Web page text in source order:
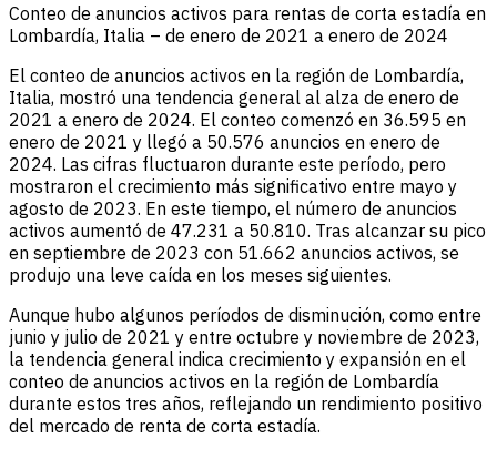
Conteo de anuncios activos para rentas de corta estadía en
Lombardía, Italia – de enero de 2021 a enero de 2024
El conteo de anuncios activos en la región de Lombardía,
Italia, mostró una tendencia general al alza de enero de
2021 a enero de 2024. El conteo comenzó en 36.595 en
enero de 2021 y llegó a 50.576 anuncios en enero de
2024. Las cifras fluctuaron durante este período, pero
mostraron el crecimiento más significativo entre mayo y
agosto de 2023. En este tiempo, el número de anuncios
activos aumentó de 47.231 a 50.810. Tras alcanzar su pico
en septiembre de 2023 con 51.662 anuncios activos, se
produjo una leve caída en los meses siguientes.
Aunque hubo algunos períodos de disminución, como entre
junio y julio de 2021 y entre octubre y noviembre de 2023,
la tendencia general indica crecimiento y expansión en el
conteo de anuncios activos en la región de Lombardía
durante estos tres años, reflejando un rendimiento positivo
del mercado de renta de corta estadía.